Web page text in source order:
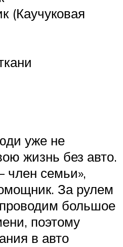
(Каучуковая
уже не
жизнь без авто.
семьи»,
За рулем
большое
поэтому
в авто